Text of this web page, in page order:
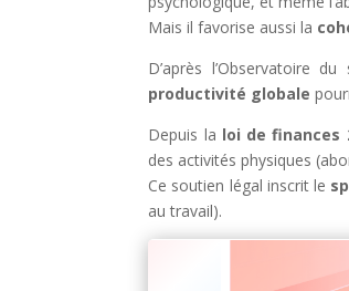
Mais il favorise aussi la
D’après l’Observatoire
productivité globale
Depuis la loi de finances
des activités physiques
Ce soutien légal inscrit le
au travail).